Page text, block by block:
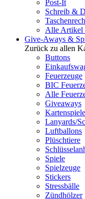
Post-It
Schreib &
Alle Artikel
Give-Aways &
Zurück zu allen
Buttons
Feuerzeuge
BIC
Alle
Giveaways
Kartenspiele
Lanyards/
Luftballons
Plüschtiere
Spiele
Spielzeuge
Stickers
Stressbälle
Zündhölzer